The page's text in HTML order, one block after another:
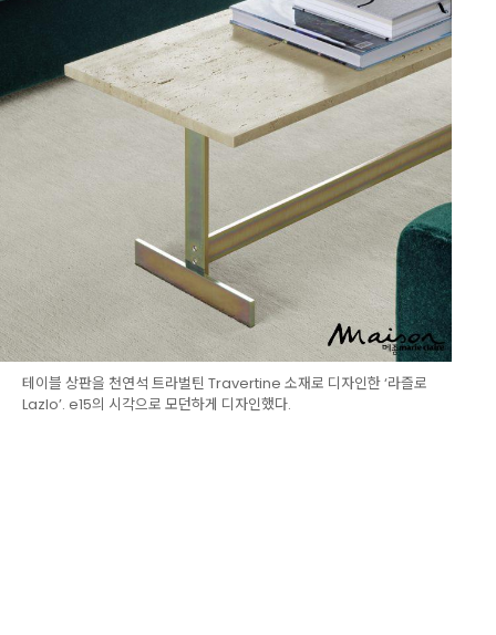
테이블 상판을 천연석 트라벌틴 Travertine 소재로 디자인한 ‘라즐로
Lazlo’. e15의 시각으로 모던하게 디자인했다.